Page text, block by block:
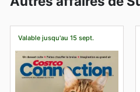
Valable jusqu'au 15 sept.